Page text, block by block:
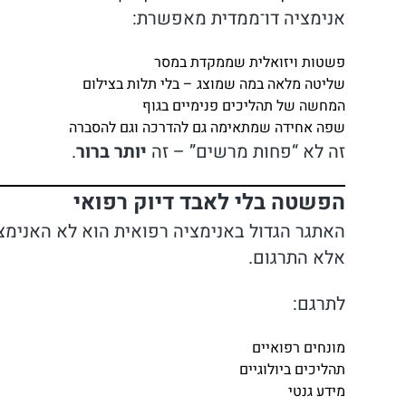
אנימציה דו־ממדית מאפשרת:
פשטות ויזואלית שממקדת במסר
שליטה מלאה במה שמוצג – בלי תלות בצילום
המחשה של תהליכים פנימיים בגוף
שפה אחידה שמתאימה גם להדרכה וגם להסברה
זה לא “פחות מרשים” – זה יותר ברור.
הפשטה בלי לאבד דיוק רפואי
האתגר הגדול באנימציה רפואית הוא לא
אלא התרגום.
לתרגם:
מונחים רפואיים
תהליכים ביולוגיים
מידע גנטי